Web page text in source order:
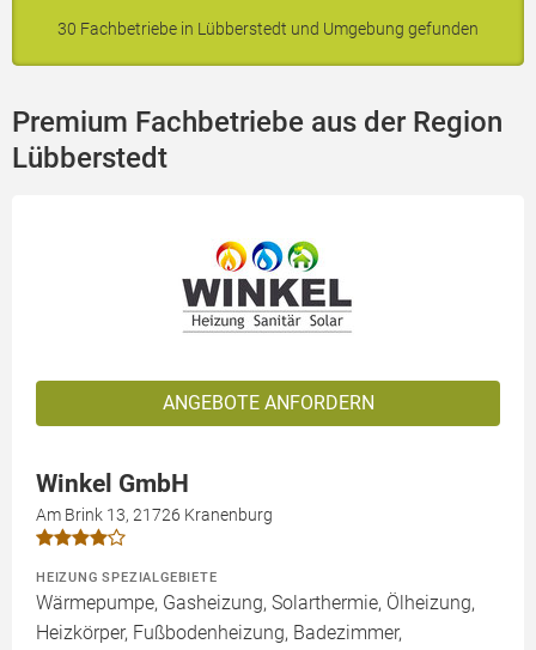
30 Fachbetriebe in Lübberstedt und Umgebung gefunden
Premium Fachbetriebe aus der Region
Lübberstedt
ANGEBOTE ANFORDERN
Winkel GmbH
Am Brink 13, 21726 Kranenburg
HEIZUNG SPEZIALGEBIETE
Wärmepumpe, Gasheizung, Solarthermie, Ölheizung,
Heizkörper, Fußbodenheizung, Badezimmer,